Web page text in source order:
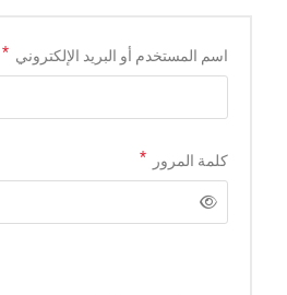
اسم المستخدم أو البريد الإلكتروني *
كلمة المرور *